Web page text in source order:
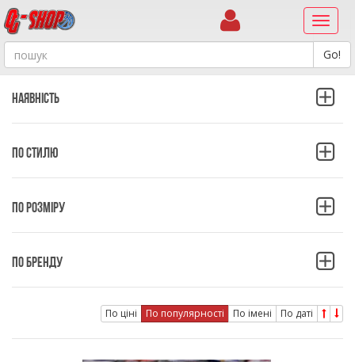
Наявність
ПО СТИЛЮ
ПО РОЗМІРУ
ПО БРЕНДУ
По ціні По популярності По імені По даті